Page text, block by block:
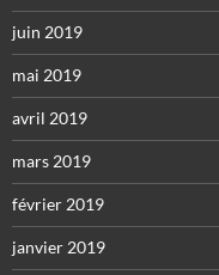
juin 2019
mai 2019
avril 2019
mars 2019
février 2019
janvier 2019